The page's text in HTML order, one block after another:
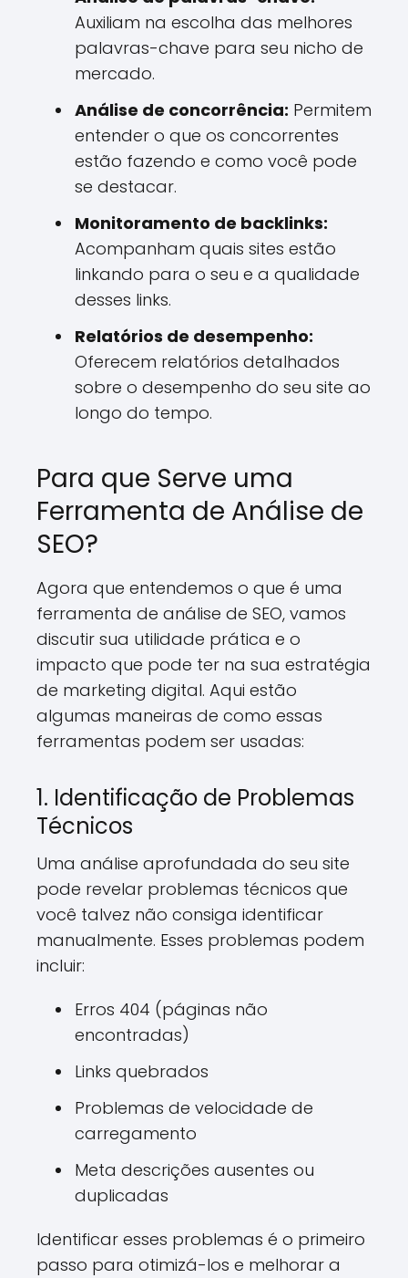
Auxiliam na escolha das melhores
palavras-chave para seu nicho de
mercado.
Análise de concorrência: Permitem
entender o que os concorrentes
estão fazendo e como você pode
se destacar.
Monitoramento de backlinks:
Acompanham quais sites estão
linkando para o seu e a qualidade
desses links.
Relatórios de desempenho:
Oferecem relatórios detalhados
sobre o desempenho do seu site ao
longo do tempo.
Para que Serve uma
Ferramenta de Análise de
SEO?
Agora que entendemos o que é uma
ferramenta de análise de SEO, vamos
discutir sua utilidade prática e o
impacto que pode ter na sua estratégia
de marketing digital. Aqui estão
algumas maneiras de como essas
ferramentas podem ser usadas:
1. Identificação de Problemas
Técnicos
Uma análise aprofundada do seu site
pode revelar problemas técnicos que
você talvez não consiga identificar
manualmente. Esses problemas podem
incluir:
Erros 404 (páginas não
encontradas)
Links quebrados
Problemas de velocidade de
carregamento
Meta descrições ausentes ou
duplicadas
Identificar esses problemas é o primeiro
passo para otimizá-los e melhorar a